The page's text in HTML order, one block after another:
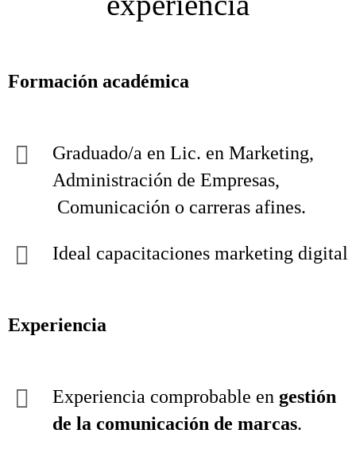
Formación académica
Graduado/a en Lic. en Marketing,
Administración de Empresas,
Comunicación o carreras afines.
Ideal capacitaciones marketing digital
Experiencia
Experiencia comprobable en gestión
de la comunicación de marcas.